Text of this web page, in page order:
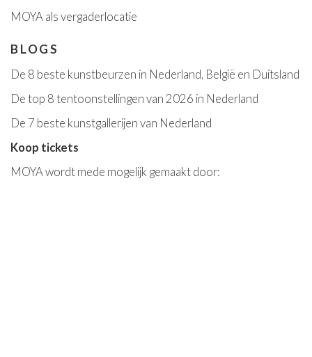
MOYA als vergaderlocatie
BLOGS
De 8 beste kunstbeurzen in Nederland, België en Duitsland
De top 8 tentoonstellingen van 2026 in Nederland
De 7 beste kunstgallerijen van Nederland
Koop tickets
MOYA wordt mede mogelijk gemaakt door: